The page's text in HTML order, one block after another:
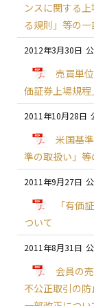
ンスに関する
る規則」等の
2012年3月30日
売買単
価証券上場規
2011年10月28日
米国基
準の取扱い」
2011年9月27日
「有価
ついて
2011年8月31日
会員の
不公正取引の